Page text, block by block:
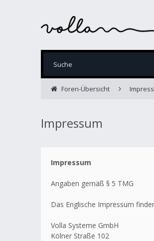
Foren-Übersicht
Impressum
Impressum
Angaben gemäß § 5 TMG
Das Englische Impressum
Volla Systeme GmbH
Kölner Straße 102